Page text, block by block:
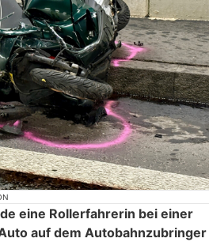
eine Rollerfahrerin bei einer
auf dem Autobahnzubringer